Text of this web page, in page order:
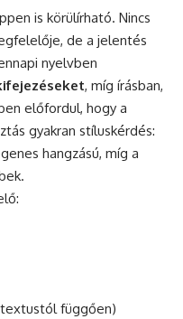
is körülírható. Nincs
de a jelentés
nyelvben
, míg írásban,
előfordul, hogy a
gyakran stíluskérdés:
hangzású, míg a
függően)